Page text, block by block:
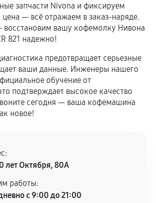
выполненные работы может
или частично, если
условия:
параметрам и не имеют внешних
была выполнена нашим сервисным
на сами комплектующие
ответственности не несет.
запчасти Nivona и фиксируем
цена — всё отражаем в заказ-наряде.
восстановим вашу кофемолку Нивона
821 надежно!
предотвращает серьезные
ваши данные. Инженеры нашего
обучение от
подтверждает высокое качество
сегодня — ваша кофемашина
новое!
лет Октября, 80А
работы:
с 9:00 до 21:00